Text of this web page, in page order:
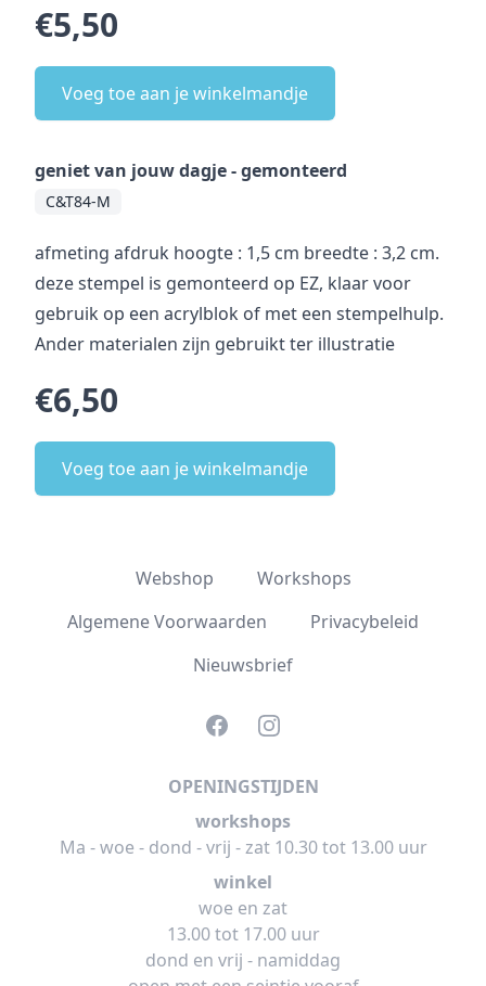
€5,50
Voeg toe aan je winkelmandje
geniet van jouw dagje - gemonteerd
C&T84-M
afmeting afdruk hoogte : 1,5 cm breedte : 3,2 cm.
deze stempel is gemonteerd op EZ, klaar voor
gebruik op een acrylblok of met een stempelhulp.
Ander materialen zijn gebruikt ter illustratie
€6,50
Voeg toe aan je winkelmandje
Webshop
Workshops
Algemene Voorwaarden
Privacybeleid
Nieuwsbrief
FacebookInstagram
OPENINGSTIJDEN
workshops
Ma - woe - dond - vrij - zat 10.30 tot 13.00 uur
winkel
woe en zat
13.00 tot 17.00 uur
dond en vrij - namiddag